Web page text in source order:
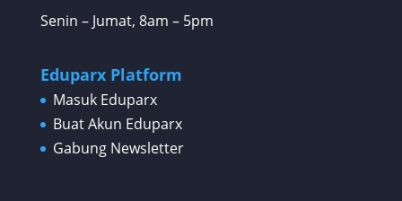
Senin – Jumat, 8am – 5pm
Eduparx Platform
Masuk Eduparx
Buat Akun Eduparx
Gabung Newsletter